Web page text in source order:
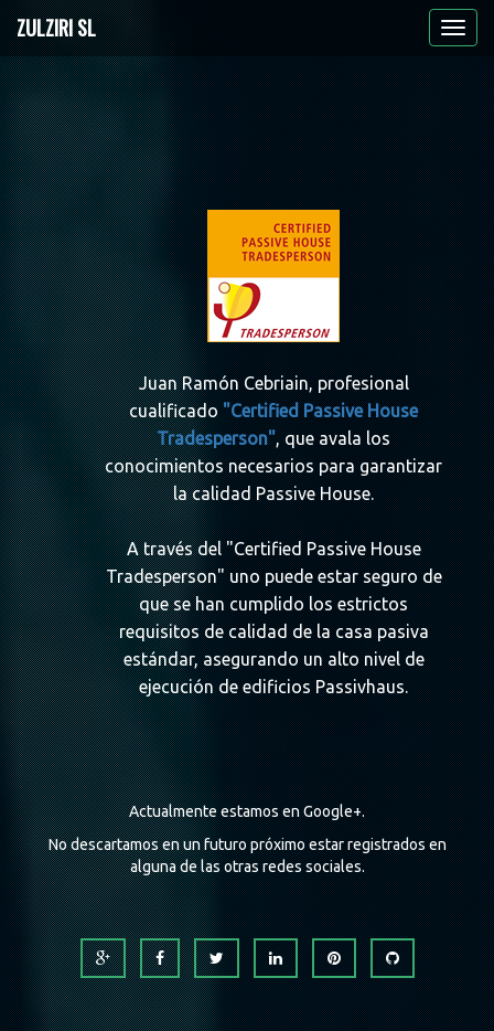
ZULZIRI SL
Juan Ramón Cebriain, profesional
cualificado"Certified Passive House
Tradesperson", que avala los
conocimientos necesarios para garantizar
la calidad Passive House.
A través del "Certified Passive House
Tradesperson" uno puede estar seguro de
que se han cumplido los estrictos
requisitos de calidad de la casa pasiva
estándar, asegurando un alto nivel de
ejecución de edificios Passivhaus.
Actualmente estamos en Google+.
No descartamos en un futuro próximo estar registrados en
alguna de las otras redes sociales.